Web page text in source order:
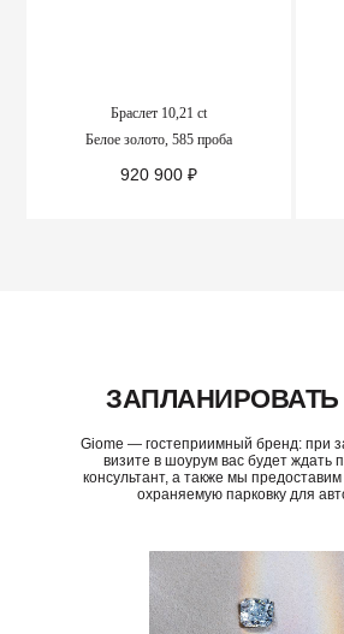
Браслет 10,21 ct
Белое золото, 585 проба
920 900 ₽
ЗАПЛАНИРОВАТЬ
Giome — гостеприимный бренд: при
визите в шоурум вас будет ждать
консультант, а также мы
охраняемую парковку для